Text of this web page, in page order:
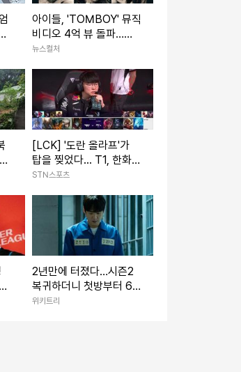
아이들, 'TOMBOY' 뮤직
비디오 4억 뷰 돌파…그
룹 통산 세 번째
뉴스컬처
[LCK] '도란 올라프'가
탑을 찢었다... T1, 한화생
명 압도하고 1세트 선취
STN스포츠
2년만에 터졌다…시즌2
복귀하더니 첫방부터 6.
1% 시청률 찍은 한국 드
위키트리